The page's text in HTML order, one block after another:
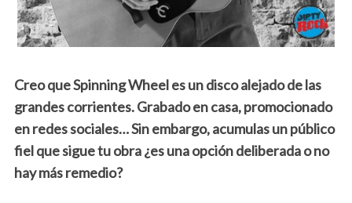
Creo que Spinning Wheel es un disco alejado de las
grandes corrientes. Grabado en casa, promocionado
en redes sociales… Sin embargo, acumulas un público
fiel que sigue tu obra ¿es una opción deliberada o no
hay más remedio?